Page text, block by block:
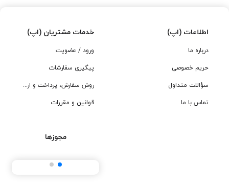
اطلاعات (اپ)
درباره ما
حریم خصوصی
سؤالات متداول
تماس با ما
خدمات مشتریان (اپ)
ورود / عضویت
پیگیری سفارشات
روش سفارش، پرداخت و ارسال
قوانین و مقررات
مجوزها